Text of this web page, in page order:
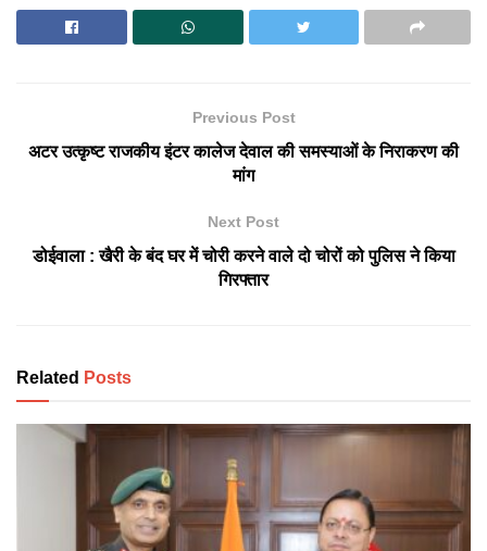
Previous Post
अटर उत्कृष्ट राजकीय इंटर कालेज देवाल की समस्याओं के निराकरण की
मांग
Next Post
डोईवाला : खैरी के बंद घर में चोरी करने वाले दो चोरों को पुलिस ने किया
गिरफ्तार
Related Posts